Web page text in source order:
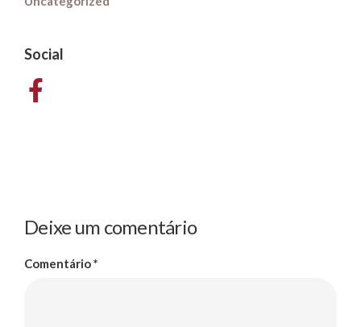
Social
Deixe um comentário
Comentário*